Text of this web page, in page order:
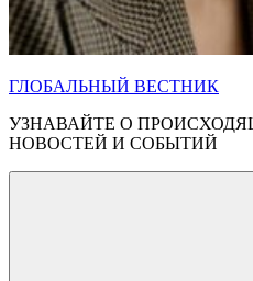
ГЛОБАЛЬНЫЙ ВЕСТНИК
УЗНАВАЙТЕ О
НОВОСТЕЙ И СОБЫТИЙ